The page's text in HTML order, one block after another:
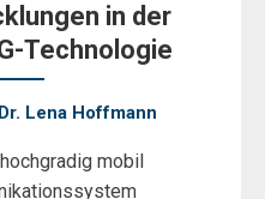
in der
Technologie
Dr. Lena Hoffmann
mobil